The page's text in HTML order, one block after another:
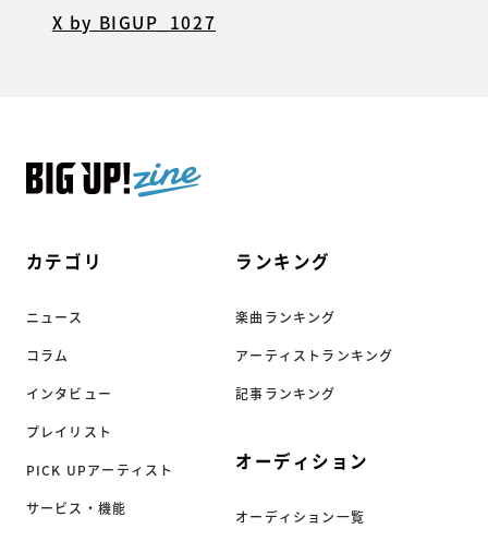
カテゴリ
ニュース
コラム
インタビュー
プレイリスト
PICK UPアーティスト
サービス・機能
ランキング
楽曲ランキング
アーティストランキング
記事ランキング
オーディション
オーディション一覧
X by BIGUP_1027